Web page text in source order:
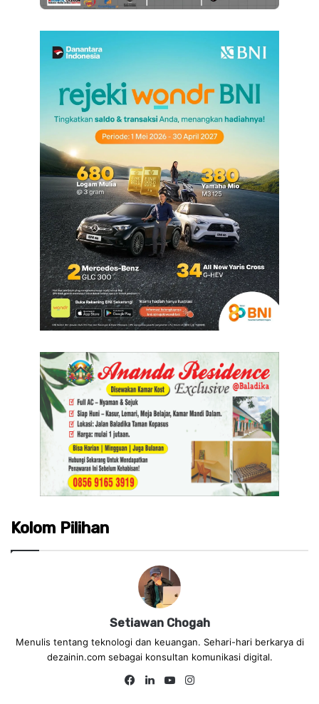
Kolom Pilihan
Setiawan Chogah
Menulis tentang teknologi dan keuangan. Sehari-hari berkarya di
dezainin.com sebagai konsultan komunikasi digital.
Fa
Lin
Yo